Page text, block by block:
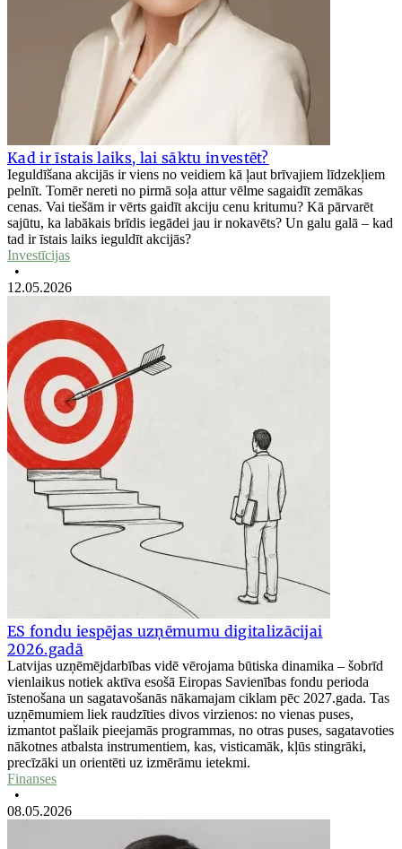
Kad ir īstais laiks, lai sāktu investēt?
Ieguldīšana akcijās ir viens no veidiem kā ļaut brīvajiem līdzekļiem
pelnīt. Tomēr nereti no pirmā soļa attur vēlme sagaidīt zemākas
cenas. Vai tiešām ir vērts gaidīt akciju cenu kritumu? Kā pārvarēt
sajūtu, ka labākais brīdis iegādei jau ir nokavēts? Un galu galā – kad
tad ir īstais laiks ieguldīt akcijās?
Investīcijas
•
12.05.2026
ES fondu iespējas uzņēmumu digitalizācijai
2026.gadā
Latvijas uzņēmējdarbības vidē vērojama būtiska dinamika – šobrīd
vienlaikus notiek aktīva esošā Eiropas Savienības fondu perioda
īstenošana un sagatavošanās nākamajam ciklam pēc 2027.gada. Tas
uzņēmumiem liek raudzīties divos virzienos: no vienas puses,
izmantot pašlaik pieejamās programmas, no otras puses, sagatavoties
nākotnes atbalsta instrumentiem, kas, visticamāk, kļūs stingrāki,
precīzāki un orientēti uz izmērāmu ietekmi.
Finanses
•
08.05.2026